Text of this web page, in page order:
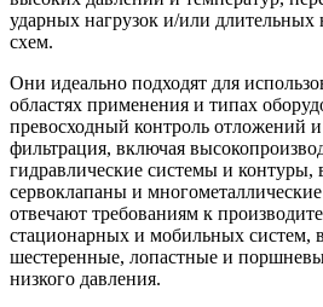
ударных нагрузок и/или
схем.
Они идеально подходят для
областях применения и типах
превосходный контроль отложений и
фильтрация, включая
гидравлические системы и
сервоклапаны и
отвечают требованиям к
стационарных и мобильных систем,
шестеренные, лопастные и
низкого давления.